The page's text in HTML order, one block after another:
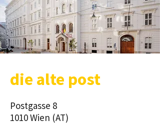
die alte post
Postgasse 8
1010 Wien (AT)